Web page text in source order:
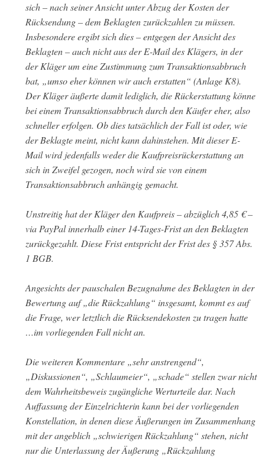
sich – nach seiner Ansicht unter Abzug der Kosten der
Rücksendung – dem Beklagten zurückzahlen zu müssen.
Insbesondere ergibt sich dies – entgegen der Ansicht des
Beklagten – auch nicht aus der E-Mail des Klägers, in der
der Kläger um eine Zustimmung zum Transaktionsabbruch
bat, „umso eher können wir auch erstatten“ (Anlage K8).
Der Kläger äußerte damit lediglich, die Rückerstattung könne
bei einem Transaktionsabbruch durch den Käufer eher, also
schneller erfolgen. Ob dies tatsächlich der Fall ist oder, wie
der Beklagte meint, nicht kann dahinstehen. Mit dieser E-
Mail wird jedenfalls weder die Kaufpreisrückerstattung an
sich in Zweifel gezogen, noch wird sie von einem
Transaktionsabbruch anhängig gemacht.
Unstreitig hat der Kläger den Kaufpreis – abzüglich 4,85 € –
via PayPal innerhalb einer 14-Tages-Frist an den Beklagten
zurückgezahlt. Diese Frist entspricht der Frist des § 357 Abs.
1 BGB.
Angesichts der pauschalen Bezugnahme des Beklagten in der
Bewertung auf „die Rückzahlung“ insgesamt, kommt es auf
die Frage, wer letztlich die Rücksendekosten zu tragen hatte
…im vorliegenden Fall nicht an.
Die weiteren Kommentare „sehr anstrengend“,
„Diskussionen“, „Schlaumeier“, „schade“ stellen zwar nicht
dem Wahrheitsbeweis zugängliche Werturteile dar. Nach
Auffassung der Einzelrichterin kann bei der vorliegenden
Konstellation, in denen diese Äußerungen im Zusammenhang
mit der angeblich „schwierigen Rückzahlung“ stehen, nicht
nur die Unterlassung der Äußerung „Rückzahlung